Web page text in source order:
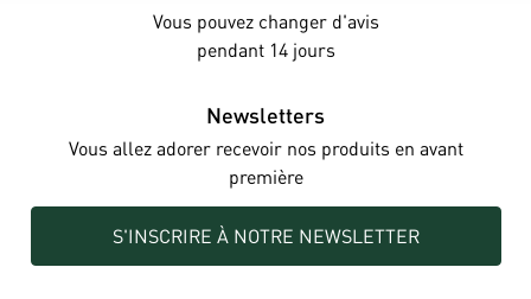
Vous pouvez changer d'avis
pendant 14 jours
Newsletters
Vous allez adorer recevoir nos produits en avant
première
S'INSCRIRE À NOTRE NEWSLETTER